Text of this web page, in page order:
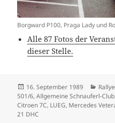
Borgward P100, Praga Lady und
Alle 87 Fotos der
dieser Stelle.
Veröffentlicht
am
16. September 1989 Rallye
501/6,Allgemeine Schnauferl-Club
Citroen 7C, LUEG, Mercedes
21 DHC